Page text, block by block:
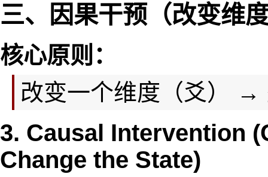
三、因果干预（改变维
核心原则：
改变一个维度（爻） →
3. Causal Intervention
Change the State)